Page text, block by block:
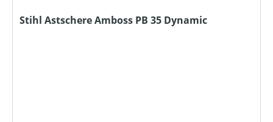
Stihl Astschere Amboss PB 35 Dynamic